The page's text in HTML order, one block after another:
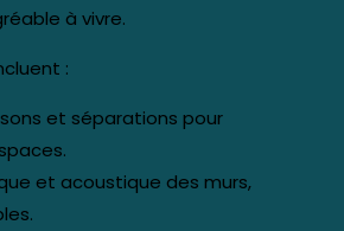
à vivre.
:
et séparations pour
et acoustique des murs,